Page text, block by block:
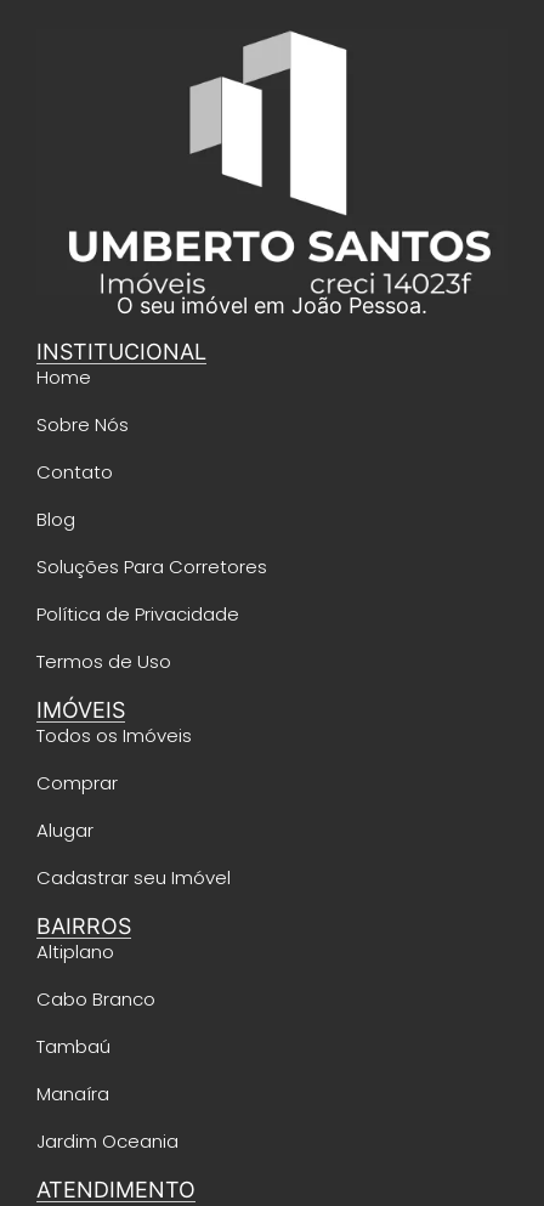
O seu imóvel em João Pessoa.
INSTITUCIONAL
Home
Sobre Nós
Contato
Blog
Soluções Para Corretores
Política de Privacidade
Termos de Uso
IMÓVEIS
Todos os Imóveis
Comprar
Alugar
Cadastrar seu Imóvel
BAIRROS
Altiplano
Cabo Branco
Tambaú
Manaíra
Jardim Oceania
ATENDIMENTO